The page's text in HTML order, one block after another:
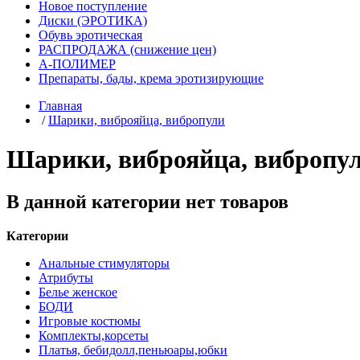
Новое поступление
Диски (ЭРОТИКА)
Обувь эротическая
РАСПРОДАЖА (снижение цен)
А-ПОЛИМЕР
Препараты, бады, крема эротизирующие
Главная
/Шарики, виброяйца, вибропули
Шарики, виброяйца,
В данной категории нет товаров
Категории
Анальные стимуляторы
Атрибуты
Белье женское
БОДИ
Игровые костюмы
Комплекты,корсеты
Платья, бебидолл,пеньюары,юбки